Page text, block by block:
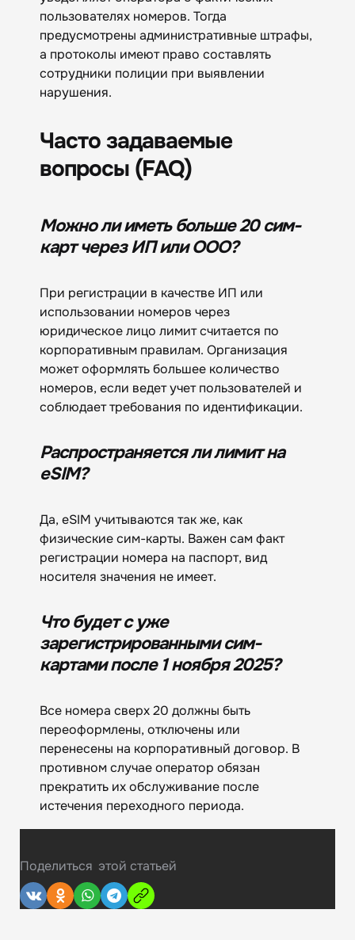
пользователях номеров. Тогда
предусмотрены административные штрафы,
а протоколы имеют право составлять
сотрудники полиции при выявлении
нарушения.
Часто задаваемые
вопросы (FAQ)
Можно ли иметь больше 20 сим-
карт через ИП или ООО?
При регистрации в качестве ИП или
использовании номеров через
юридическое лицо лимит считается по
корпоративным правилам. Организация
может оформлять большее количество
номеров, если ведет учет пользователей и
соблюдает требования по идентификации.
Распространяется ли лимит на
eSIM?
Да, eSIM учитываются так же, как
физические сим-карты. Важен сам факт
регистрации номера на паспорт, вид
носителя значения не имеет.
Что будет с уже
зарегистрированными сим-
картами после 1 ноября 2025?
Все номера сверх 20 должны быть
переоформлены, отключены или
перенесены на корпоративный договор. В
противном случае оператор обязан
прекратить их обслуживание после
истечения переходного периода.
Поделиться этой статьей